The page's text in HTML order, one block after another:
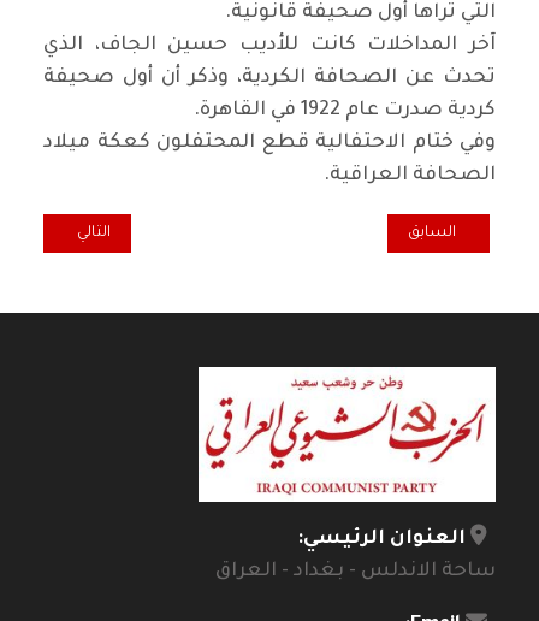
التي تراها أول صحيفة قانونية.
آخر المداخلات كانت للأديب حسين الجاف، الذي
تحدث عن الصحافة الكردية، وذكر أن أول صحيفة
كردية صدرت عام 1922 في القاهرة.
وفي ختام الاحتفالية قطع المحتفلون كعكة ميلاد
الصحافة العراقية.
المقال السابق: في ندوة جماهيرية.. جمعة الزيني يستعرض واقع محافظة
السابق المقال التالي:
التالي
العنوان الرئيسي:
ساحة الاندلس - بغداد - العراق